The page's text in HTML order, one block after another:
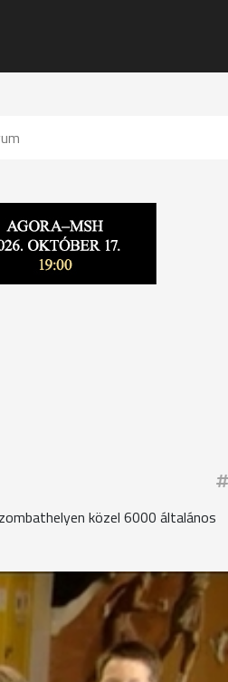
közel 6000 általános
A következő tanévben
a táblára is felkerült, és a
táborban töltik a nyár egy